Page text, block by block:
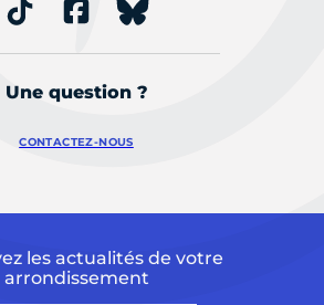
Une question ?
CONTACTEZ-NOUS
les actualités de votre
arrondissement